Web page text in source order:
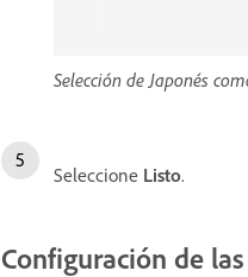
Selección de Japonés
Seleccione Listo.
Configuración de